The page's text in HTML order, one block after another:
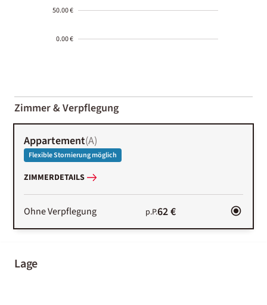
50.00 €
0.00 €
01-02
Zimmer & Verpflegung
Appartement(A)
Flexible Stornierung möglich
ZIMMERDETAILS
Ohne Verpflegung p.P.62 €
Lage